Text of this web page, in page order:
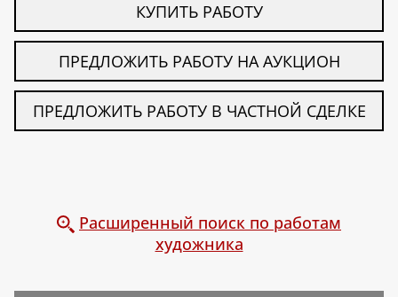
КУПИТЬ РАБОТУ
ПРЕДЛОЖИТЬ РАБОТУ НА АУКЦИОН
ПРЕДЛОЖИТЬ РАБОТУ В ЧАСТНОЙ СДЕЛКЕ
Расширенный поиск по работам
художника